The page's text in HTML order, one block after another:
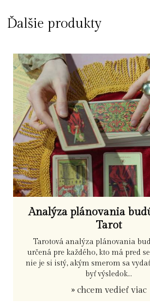
Ďalšie produkty
Analýza plánovania
Tarot
Tarotová analýza plánovania
určená pre každého, kto má pred
nie je si istý, akým smerom sa
byť výsledok...
» chcem vedieť viac